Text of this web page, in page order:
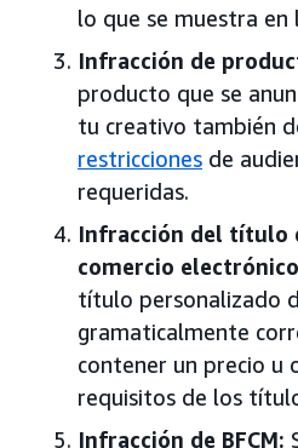
lo que se muestra en
Infracción de
producto que se
tu creativo también
restricciones de
requeridas.
Infracción del título
comercio
título personalizado
gramaticalmente
contener un precio u
requisitos de los
Infracción de BFCM: